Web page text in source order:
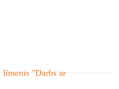
līmenis "Darbs ar